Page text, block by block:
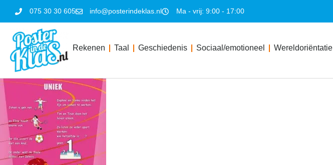
075 30 30 605 info@posterindeklas.nl Ma - vrij: 9:00 - 17:00
Rekenen Taal Geschiedenis Sociaal/emotioneel Wereldoriëntatie